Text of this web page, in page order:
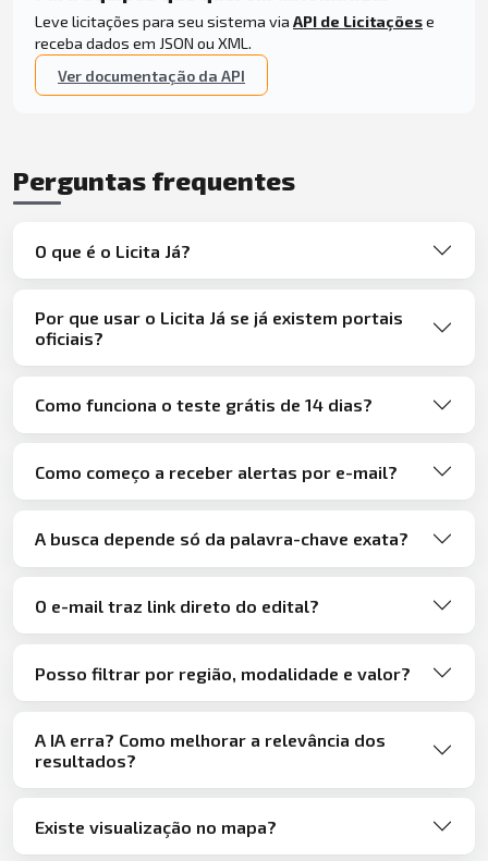
Leve licitações para seu sistema via API de Licitaçõese
receba dados em JSON ou XML.
Ver documentação da API
Perguntas frequentes
O que é o Licita Já?
Por que usar o Licita Já se já existem portais
oficiais?
Como funciona o teste grátis de 14 dias?
Como começo a receber alertas por e-mail?
A busca depende só da palavra-chave exata?
O e-mail traz link direto do edital?
Posso filtrar por região, modalidade e valor?
A IA erra? Como melhorar a relevância dos
resultados?
Existe visualização no mapa?